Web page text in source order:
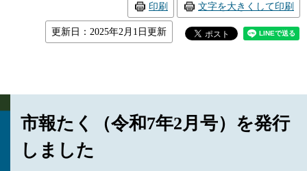
印刷 文字を大きくして印刷
更新日：2025年2月1日更新
市報たく（令和7年2月号）を発行
しました